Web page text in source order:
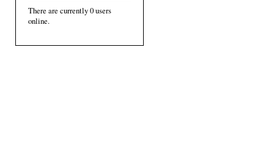
There are currently 0 users
online.